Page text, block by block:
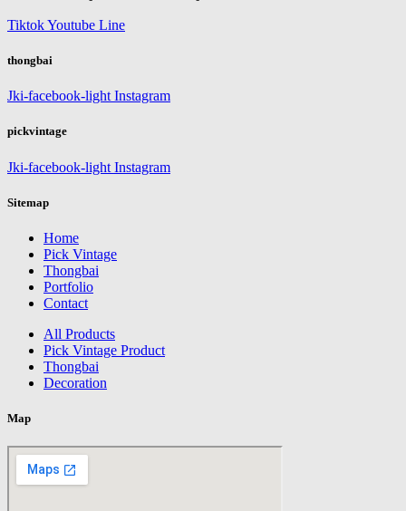
TiktokYoutube Line
thongbai
Jki-facebook-light Instagram
pickvintage
Jki-facebook-light Instagram
Sitemap
Home
Pick Vintage
Thongbai
Portfolio
Contact
All Products
Pick Vintage Product
Thongbai
Decoration
Map